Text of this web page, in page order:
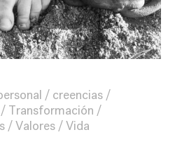
creencias
Transformación
Valores Vida